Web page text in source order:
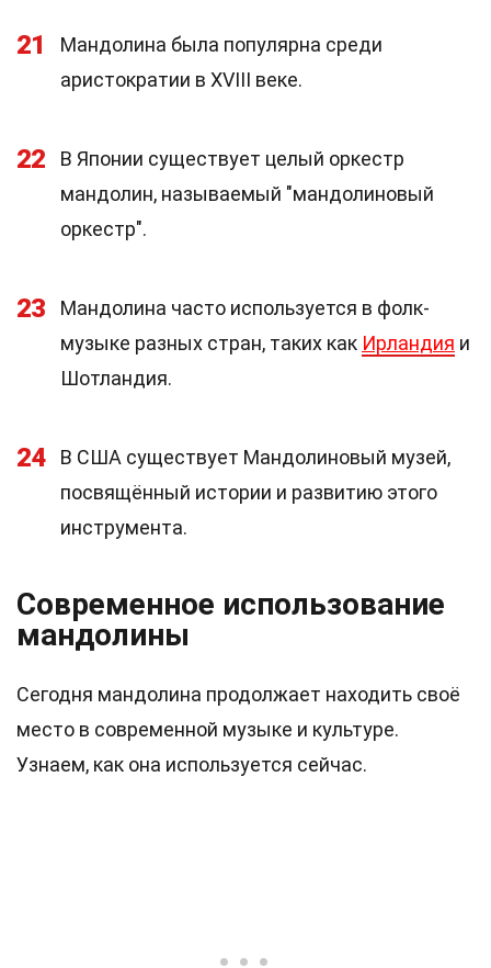
21
Мандолина была популярна среди
аристократии в XVIII веке.
22
В Японии существует целый оркестр
мандолин, называемый "мандолиновый
оркестр".
23
Мандолина часто используется в фолк-
музыке разных стран, таких как Ирландия и
Шотландия.
24
В США существует Мандолиновый музей,
посвящённый истории и развитию этого
инструмента.
Современное использование
мандолины
Сегодня мандолина продолжает находить своё
место в современной музыке и культуре.
Узнаем, как она используется сейчас.